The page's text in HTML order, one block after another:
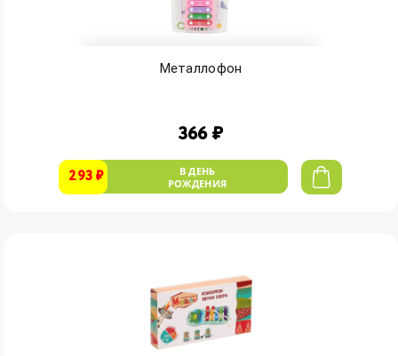
Металлофон
366 ₽
293 ₽
В ДЕНЬ
РОЖДЕНИЯ